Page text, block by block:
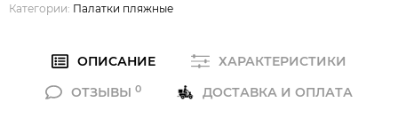
Категории: Палатки пляжные
ОПИСАНИЕ
ХАРАКТЕРИСТИКИ
ОТЗЫВЫ 0 ДОСТАВКА И ОПЛАТА